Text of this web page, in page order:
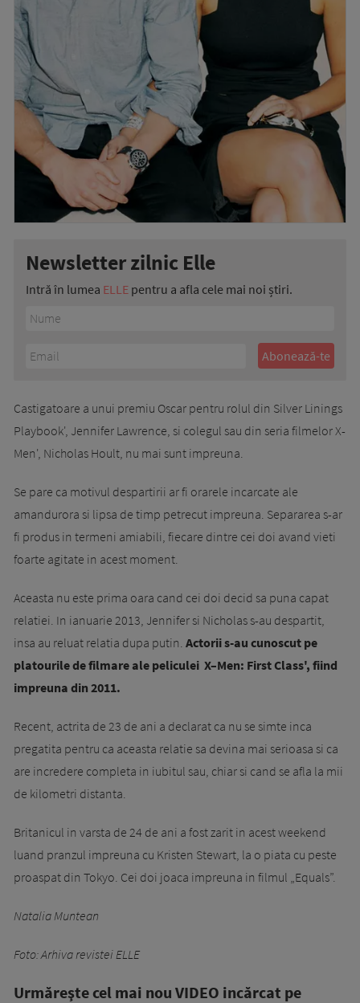
Newsletter zilnic Elle
Intră în lumea ELLE pentru a afla cele mai noi știri.
Castigatoare a unui premiu Oscar pentru rolul din Silver Linings
Playbook', Jennifer Lawrence, si colegul sau din seria filmelor X-
Men', Nicholas Hoult, nu mai sunt impreuna.
Se pare ca motivul despartirii ar fi orarele incarcate ale
amandurora si lipsa de timp petrecut impreuna. Separarea s-ar
fi produs in termeni amiabili, fiecare dintre cei doi avand vieti
foarte agitate in acest moment.
Aceasta nu este prima oara cand cei doi decid sa puna capat
relatiei. In ianuarie 2013, Jennifer si Nicholas s-au despartit,
insa au reluat relatia dupa putin. Actorii s-au cunoscut pe
platourile de filmare ale peliculei X–Men: First Class', fiind
impreuna din 2011.
Recent, actrita de 23 de ani a declarat ca nu se simte inca
pregatita pentru ca aceasta relatie sa devina mai serioasa si ca
are incredere completa in iubitul sau, chiar si cand se afla la mii
de kilometri distanta.
Britanicul in varsta de 24 de ani a fost zarit in acest weekend
luand pranzul impreuna cu Kristen Stewart, la o piata cu peste
proaspat din Tokyo. Cei doi joaca impreuna in filmul „Equals”.
Natalia Muntean
Foto: Arhiva revistei ELLE
Urmăreşte cel mai nou VIDEO incărcat pe